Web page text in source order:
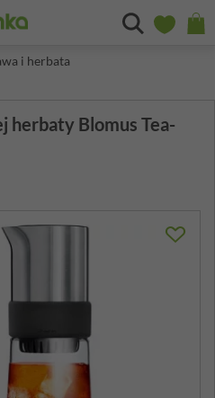
i herbata
herbaty Blomus Tea-